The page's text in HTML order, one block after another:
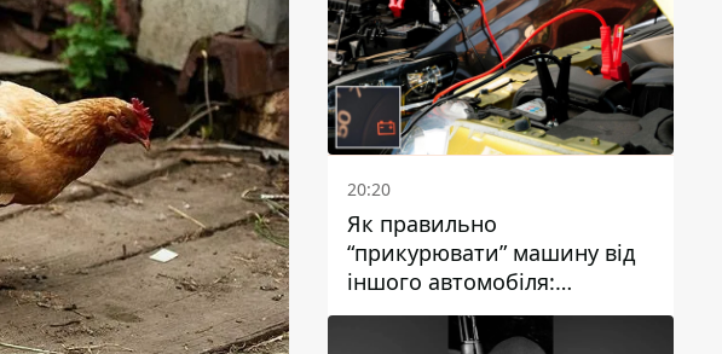
20:20
Як правильно
“прикурювати” машину від
іншого автомобіля:
інструкція для водіїв